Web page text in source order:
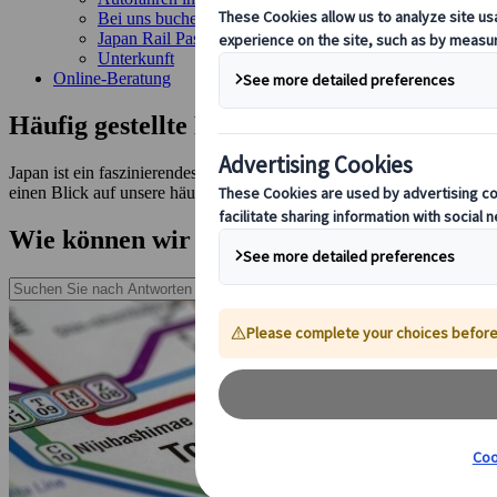
Bei uns buchen
Japan Rail Pass
Unterkunft
Online-Beratung
Häufig gestellte Fragen
Japan ist ein faszinierendes Land mit tief verwurzelten Traditionen,
einen Blick auf unsere häufig gestellten Fragen oder kontaktieren
Wie können wir Ihnen heute weiterhelfen?